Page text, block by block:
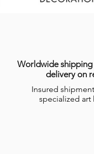
d’enregistrement de la
l’Acheteur du délai dans
Produit devrait être
précisé que certains
un temps de
semaines par les
Worldwide
delivery on
Insured
specialized art